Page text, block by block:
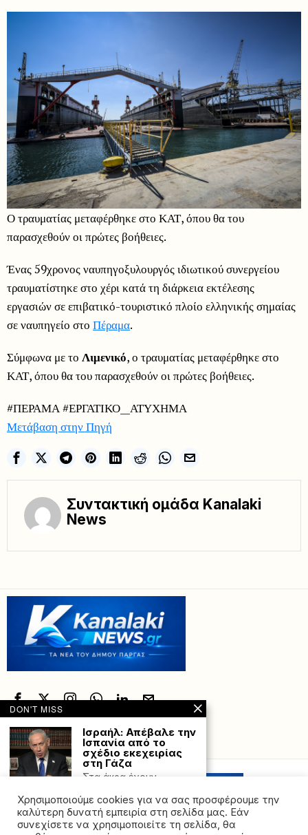
Ο τραυματίας μεταφέρθηκε στο ΚΑΤ, όπου θα του
παρασχεθούν οι πρώτες βοήθειες.
Ένας 59χρονος ναυπηγοξυλουργός ιδιωτικού συνεργείου
τραυματίστηκε στο χέρι κατά τη διάρκεια εκτέλεσης
εργασιών σε επιβατικό-τουριστικό πλοίο ελληνικής σημαίας
σε ναυπηγείο στο Πέραμα.
Σύμφωνα με το Λιμενικό, ο τραυματίας μεταφέρθηκε στο
ΚΑΤ, όπου θα του παρασχεθούν οι πρώτες βοήθειες.
#ΠΕΡΑΜΑ #ΕΡΓΑΤΙΚΟ__ΑΤΥΧΗΜΑ
Μετάβαση στην Πηγή
Συντακτική ομάδα Kanalaki
News
Powered with by Hostville”)
Χρησιμοποιούμε cookies για να σας προσφέρουμε την
καλύτερη δυνατή εμπειρία στη σελίδα μας. Εάν
συνεχίσετε να χρησιμοποιείτε τη σελίδα, θα
DON'T MISS
Ισραήλ: Απέβαλε την
Ισπανία από το
σχέδιο εκεχειρίας
στη Γάζα
Στα άκρα έχουν
Ισπανίας – Ισραήλ. Ο
Από 24 έως 26
Μαΐου, οι